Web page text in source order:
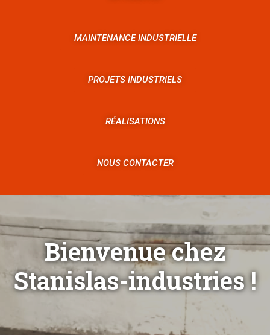
MAINTENANCE INDUSTRIELLE
PROJETS INDUSTRIELS
RÉALISATIONS
NOUS CONTACTER
Bienvenue chez
Stanislas-industries !